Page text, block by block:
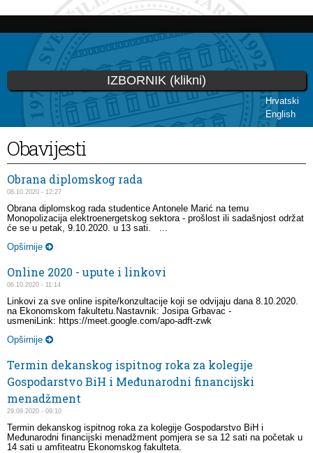
Skip to
content
Hrvatski
English
IZBORNIK (klikni)
You are here
Obavijesti
Obrana diplomskog rada
08.10.2020 - 12:27
Obrana diplomskog rada studentice Antonele Marić na temu
Monopolizacija elektroenergetskog sektora - prošlost ili sadašnjost održat
će se u petak, 9.10.2020. u 13 sati. ...
Opširnije
Online 2020 - upute i linkovi
06.10.2020 - 11:14
Linkovi za sve online ispite/konzultacije koji se odvijaju dana 8.10.2020.
na Ekonomskom fakultetu.Nastavnik: Josipa Grbavac -
usmeniLink: https://meet.google.com/apo-adft-zwk
Opširnije
Termin dekanskog ispitnog roka za kolegije
Gospodarstvo BiH i Međunarodni financijski
menadžment
29.09.2020 - 09:10
Termin dekanskog ispitnog roka za kolegije Gospodarstvo BiH i
Međunarodni financijski menadžment pomjera se sa 12 sati na početak u
14 sati u amfiteatru Ekonomskog fakulteta.